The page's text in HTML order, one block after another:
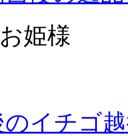
姫様
のイチゴ